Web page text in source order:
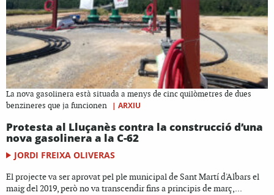
La nova gasolinera està situada a menys de cinc quilòmetres de dues
benzineres que ja funcionen
| ARXIU
Protesta al Lluçanès contra la construcció d’una
nova gasolinera a la C-62
JORDI FREIXA OLIVERAS
El projecte va ser aprovat pel ple municipal de Sant Martí d'Albars el
maig del 2019, però no va transcendir fins a principis de març,...